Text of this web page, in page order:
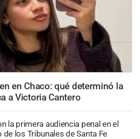
en Chaco: qué determinó la
a Victoria Cantero
la primera audiencia penal en el
los Tribunales de Santa Fe